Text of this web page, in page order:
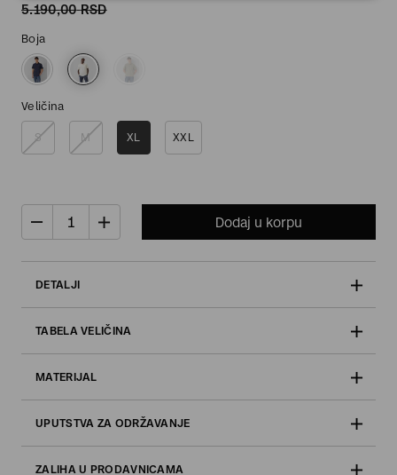
5.190,00 RSD
Boja
Veličina
S M XL XXL
Dodaj u korpu
DETALJI
TABELA VELIČINA
MATERIJAL
UPUTSTVA ZA ODRŽAVANJE
ZALIHA U PRODAVNICAMA